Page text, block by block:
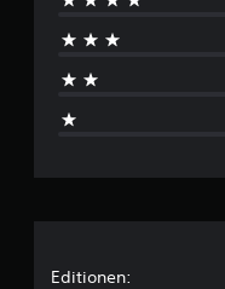
Editionen: